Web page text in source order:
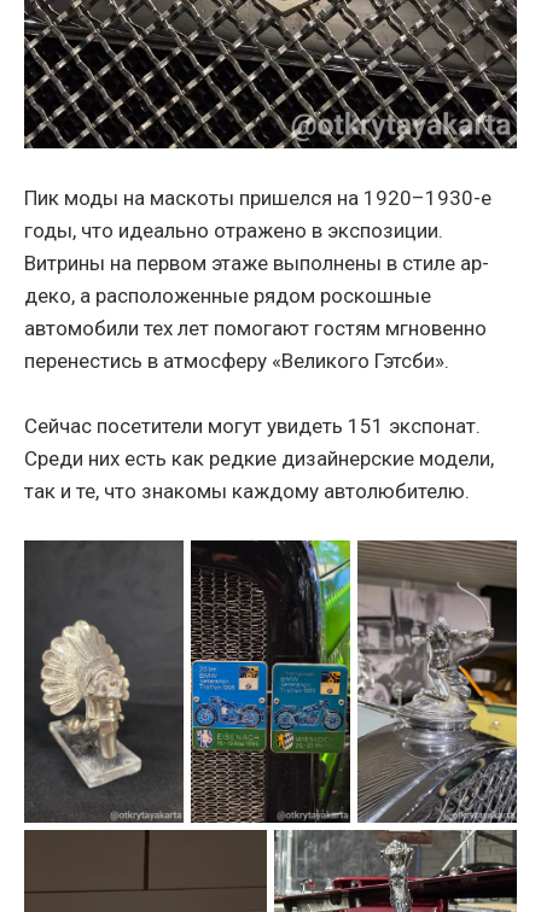
Пик моды на маскоты пришелся на 1920–1930-е
годы, что идеально отражено в экспозиции.
Витрины на первом этаже выполнены в стиле ар-
деко, а расположенные рядом роскошные
автомобили тех лет помогают гостям мгновенно
перенестись в атмосферу «Великого Гэтсби».
Сейчас посетители могут увидеть 151 экспонат.
Среди них есть как редкие дизайнерские модели,
так и те, что знакомы каждому автолюбителю.